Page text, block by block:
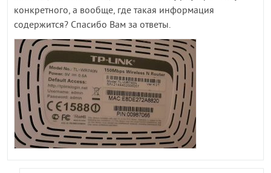
конкретного, а вообще, где такая информация
содержится? Спасибо Вам за ответы.